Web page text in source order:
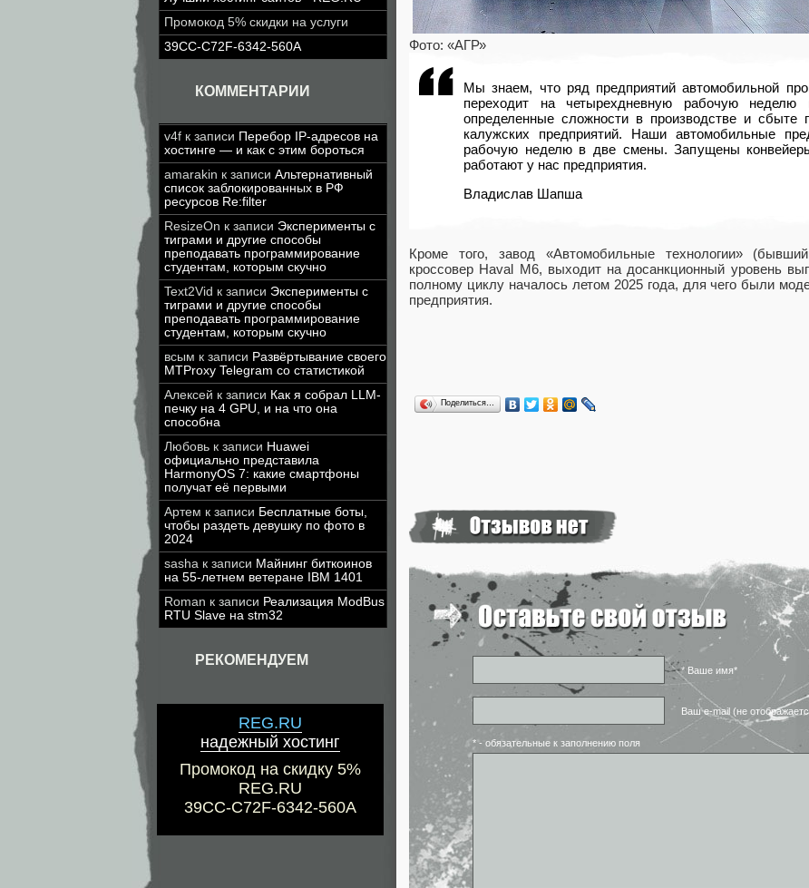
Промокод 5% скидки на услуги
39CC-C72F-6342-560A
КОММЕНТАРИИ
v4f к записи Перебор IP-адресов на
хостинге — и как с этим бороться
amarakin к записи Альтернативный
список заблокированных в РФ
ресурсов Re:filter
ResizeOn к записи Эксперименты с
тиграми и другие способы
преподавать программирование
студентам, которым скучно
Text2Vid к записи Эксперименты с
тиграми и другие способы
преподавать программирование
студентам, которым скучно
всым к записи Развёртывание своего
MTProxy Telegram со статистикой
Алексей к записи Как я собрал LLM-
печку на 4 GPU, и на что она
способна
Любовь к записи Huawei
официально представила
HarmonyOS 7: какие смартфоны
получат её первыми
Артем к записи Бесплатные боты,
чтобы раздеть девушку по фото в
2024
sasha к записи Майнинг биткоинов
на 55-летнем ветеране IBM 1401
Roman к записи Реализация ModBus
RTU Slave на stm32
РЕКОМЕНДУЕМ
REG.RU
надежный хостинг
Промокод на скидку 5%
REG.RU
39CC-C72F-6342-560A
Фото: «АГР»
Мы знаем, что ряд предприятий автомобильной
переходит на четырехдневную рабочую
определенные сложности в производстве и сбыте
калужских предприятий. Наши автомобильные
рабочую неделю в две смены. Запущены
работают у нас предприятия.
Владислав Шапша
Кроме того, завод «Автомобильные технологии»
кроссовер Haval M6, выходит на досанкционный уровень
полному циклу началось летом 2025 года, для чего были
предприятия.
Поделиться…
* Ваше имя*
Ваш e-mail (не
* - обязательные к заполнению поля